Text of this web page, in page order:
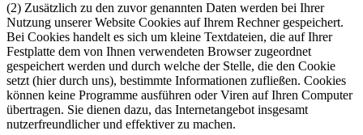
(2) Zusätzlich zu den zuvor genannten Daten werden bei Ihrer
Nutzung unserer Website Cookies auf Ihrem Rechner gespeichert.
Bei Cookies handelt es sich um kleine Textdateien, die auf Ihrer
Festplatte dem von Ihnen verwendeten Browser zugeordnet
gespeichert werden und durch welche der Stelle, die den Cookie
setzt (hier durch uns), bestimmte Informationen zufließen. Cookies
können keine Programme ausführen oder Viren auf Ihren Computer
übertragen. Sie dienen dazu, das Internetangebot insgesamt
nutzerfreundlicher und effektiver zu machen.